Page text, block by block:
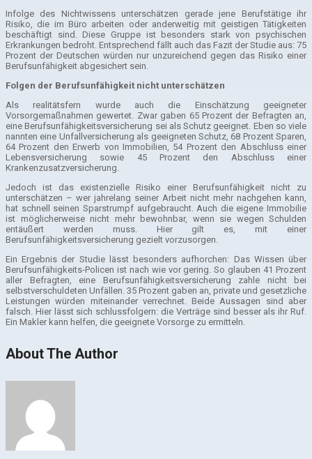
Infolge des Nichtwissens unterschätzen gerade jene Berufstätige ihr
Risiko, die im Büro arbeiten oder anderweitig mit geistigen Tätigkeiten
beschäftigt sind. Diese Gruppe ist besonders stark von psychischen
Erkrankungen bedroht. Entsprechend fällt auch das Fazit der Studie aus: 75
Prozent der Deutschen würden nur unzureichend gegen das Risiko einer
Berufsunfähigkeit abgesichert sein.
Folgen der Berufsunfähigkeit nicht unterschätzen
Als realitätsfern wurde auch die Einschätzung geeigneter
Vorsorgemaßnahmen gewertet. Zwar gaben 65 Prozent der Befragten an,
eine Berufsunfähigkeitsversicherung sei als Schutz geeignet. Eben so viele
nannten eine Unfallversicherung als geeigneten Schutz, 68 Prozent Sparen,
64 Prozent den Erwerb von Immobilien, 54 Prozent den Abschluss einer
Lebensversicherung sowie 45 Prozent den Abschluss einer
Krankenzusatzversicherung.
Jedoch ist das existenzielle Risiko einer Berufsunfähigkeit nicht zu
unterschätzen – wer jahrelang seiner Arbeit nicht mehr nachgehen kann,
hat schnell seinen Sparstrumpf aufgebraucht. Auch die eigene Immobilie
ist möglicherweise nicht mehr bewohnbar, wenn sie wegen Schulden
entäußert werden muss. Hier gilt es, mit einer
Berufsunfähigkeitsversicherung gezielt vorzusorgen.
Ein Ergebnis der Studie lässt besonders aufhorchen: Das Wissen über
Berufsunfähigkeits-Policen ist nach wie vor gering. So glauben 41 Prozent
aller Befragten, eine Berufsunfähigkeitsversicherung zahle nicht bei
selbstverschuldeten Unfällen. 35 Prozent gaben an, private und gesetzliche
Leistungen würden miteinander verrechnet. Beide Aussagen sind aber
falsch. Hier lässt sich schlussfolgern: die Verträge sind besser als ihr Ruf.
Ein Makler kann helfen, die geeignete Vorsorge zu ermitteln.
About The Author